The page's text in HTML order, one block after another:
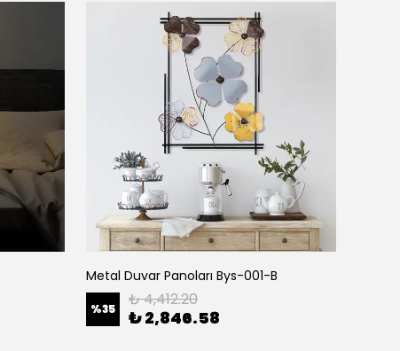
Metal Duvar Panoları Bys-001-B
%35 ₺ 4,412.20
₺ 2,846.58